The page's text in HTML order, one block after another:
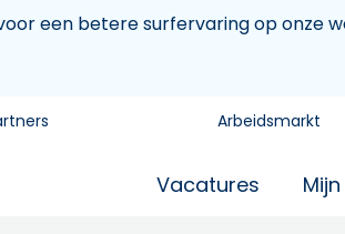
een betere surfervaring op onze
Arbeidsmarkt
Vacatures